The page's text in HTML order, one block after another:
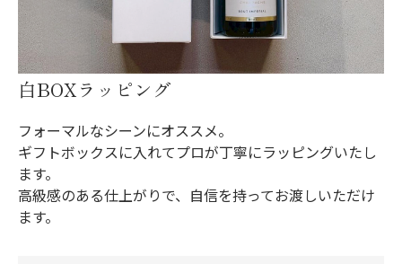
白BOXラッピング
フォーマルなシーンにオススメ。
ギフトボックスに入れてプロが丁寧にラッピングいたし
ます。
高級感のある仕上がりで、自信を持ってお渡しいただけ
ます。